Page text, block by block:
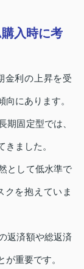
入時に考
金利の上昇を受
にあります。
期固定型では、
ました。
として低水準で
クを抱えていま
返済額や総返済
重要です。